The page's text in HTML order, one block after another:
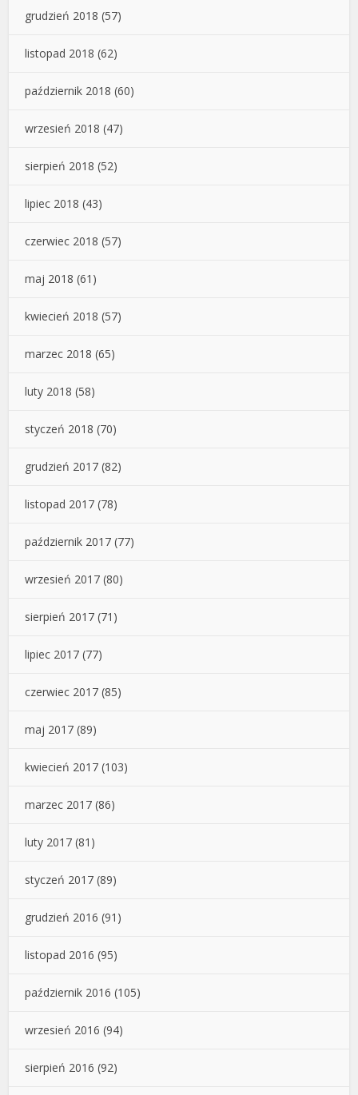
grudzień 2018 (57)
listopad 2018 (62)
październik 2018 (60)
wrzesień 2018 (47)
sierpień 2018 (52)
lipiec 2018 (43)
czerwiec 2018 (57)
maj 2018 (61)
kwiecień 2018 (57)
marzec 2018 (65)
luty 2018 (58)
styczeń 2018 (70)
grudzień 2017 (82)
listopad 2017 (78)
październik 2017 (77)
wrzesień 2017 (80)
sierpień 2017 (71)
lipiec 2017 (77)
czerwiec 2017 (85)
maj 2017 (89)
kwiecień 2017 (103)
marzec 2017 (86)
luty 2017 (81)
styczeń 2017 (89)
grudzień 2016 (91)
listopad 2016 (95)
październik 2016 (105)
wrzesień 2016 (94)
sierpień 2016 (92)